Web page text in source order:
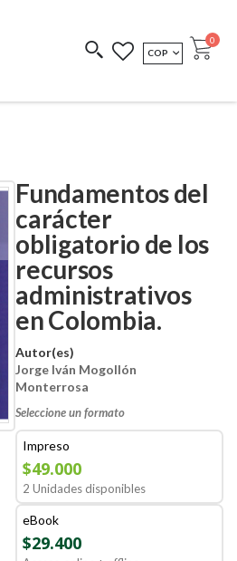
REDIMIR CÓDIGO
MONEDA
COP Cart
0
Fundamentos del
carácter
obligatorio de los
recursos
administrativos
en Colombia.
Autor(es)
Jorge Iván Mogollón
Monterrosa
Seleccione un formato
Impreso
$49.000
2 Unidades disponibles
eBook
$29.400